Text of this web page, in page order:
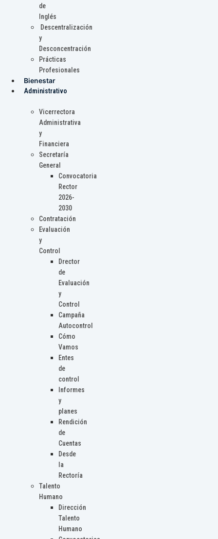
de
Inglés
Descentralización
y
Desconcentración
Prácticas
Profesionales
Bienestar
Administrativo
Vicerrectora
Administrativa
y
Financiera
Secretaría
General
Convocatoria
Rector
2026-
2030
Contratación
Evaluación
y
Control
Drector
de
Evaluación
y
Control
Campaña
Autocontrol
Cómo
Vamos
Entes
de
control
Informes
y
planes
Rendición
de
Cuentas
Desde
la
Rectoría
Talento
Humano
Dirección
Talento
Humano